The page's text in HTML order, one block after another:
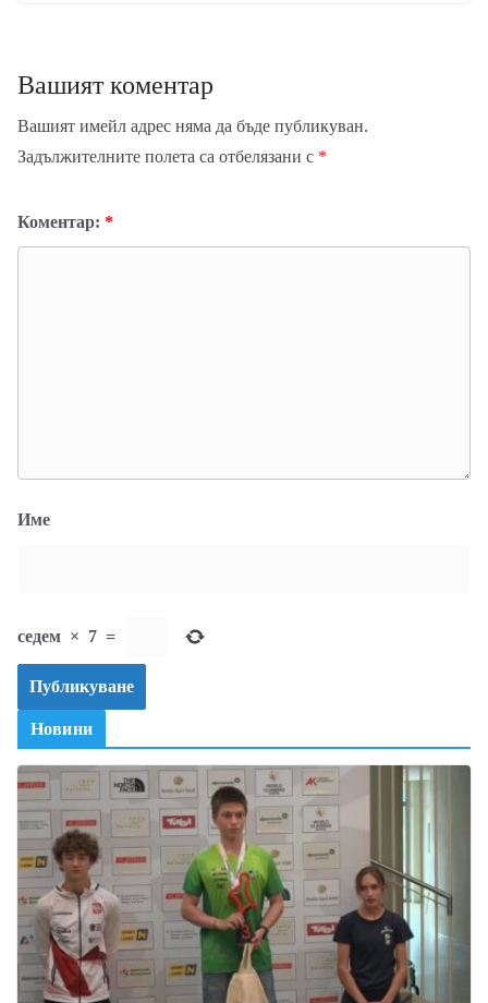
Вашият коментар
Вашият имейл адрес няма да бъде публикуван.
Задължителните полета са отбелязани с *
Коментар: *
Име
седем × 7 =
Новини